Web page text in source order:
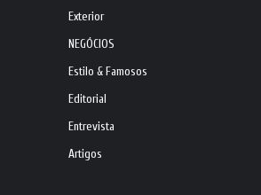
Exterior
NEGÓCIOS
Estilo & Famosos
Editorial
Entrevista
Artigos